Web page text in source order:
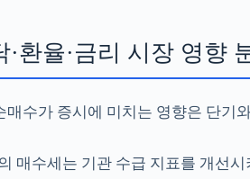
·환율·금리 시장 영향
매수가 증시에 미치는 영향은 단기
매수세는 기관 수급 지표를 개선